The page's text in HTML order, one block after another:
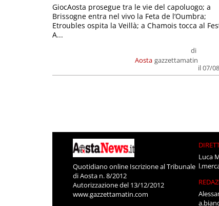
Aosta
di
gazzettamatin
il 07/
GiocAosta prosegue tra le vie del capoluogo; a
Brissogne entra nel vivo la Feta de l’Oumbra;
Etroubles ospita la Veillà; a Chamois tocca al
A...
Quotidiano online Iscrizione al Tribunale
di Aosta n. 8/2012
Autorizzazione del 13/12/2012
www.gazzettamatin.com
Luca